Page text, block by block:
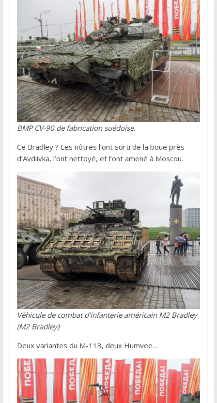
BMP CV-90 de fabrication suédoise.
Ce Bradley ? Les nôtres l’ont sorti de la boue près
d’Avdiivka, l’ont nettoyé, et l’ont amené à Moscou.
Véhicule de combat d’infanterie américain M2 Bradley
(M2 Bradley)
Deux variantes du M-113, deux Humvee…